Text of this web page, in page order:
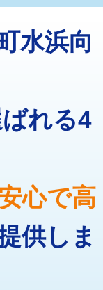
円
円
円
円
場見積
円
円
円
円
円
円
円～
水浜向
れる4
心で高
供しま